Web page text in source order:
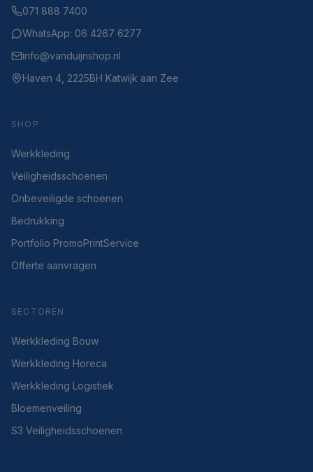
071 888 7400
WhatsApp: 06 4267 6277
info@vanduijnshop.nl
Haven 4, 2225BH Katwijk aan Zee
SHOP
Werkkleding
Veiligheidsschoenen
Onbeveiligde schoenen
Bedrukking
Portfolio PromoPrintService
Offerte aanvragen
SECTOREN
Werkkleding Bouw
Werkkleding Horeca
Werkkleding Logistiek
Bloemenveiling
S3 Veiligheidsschoenen